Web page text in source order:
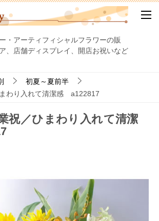
・アーティフィシャルフラワーの販
、店舗ディスプレイ、開店お祝いなど
初夏～夏前半
わり入れて清潔感 a122817
祝／ひまわり入れて清潔